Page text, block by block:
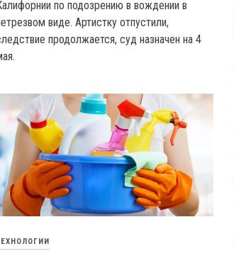
по подозрению в вождении в
виде. Артистку отпустили,
продолжается, суд назначен на 4